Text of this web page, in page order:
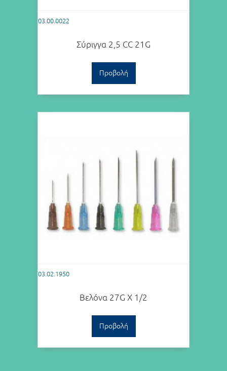
03.00.0022
Σύριγγα 2,5 CC 21G
Προβολή
03.02.1950
Βελόνα 27G Χ 1/2
Προβολή